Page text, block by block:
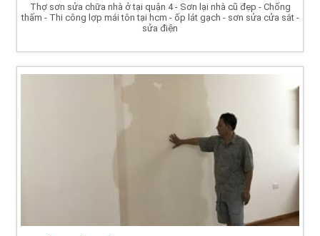
Thợ sơn sửa chữa nhà ở tại quận 4 - Sơn lại nhà cũ đẹp - Chống
thấm - Thi công lợp mái tôn tại hcm - ốp lát gạch - sơn sửa cửa sắt -
sửa điện